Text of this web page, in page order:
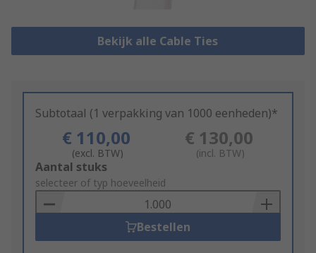
Bekijk alle Cable Ties
Subtotaal (1 verpakking van 1000 eenheden)*
€ 110,00
(excl. BTW)
€ 130,00
(incl. BTW)
Add
to
Basket
Aantal stuks
selecteer of typ hoeveelheid
Bestellen